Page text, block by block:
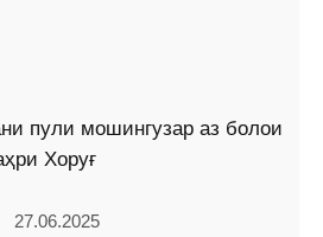
пули мошингузар аз болои
Хоруғ
27.06.2025